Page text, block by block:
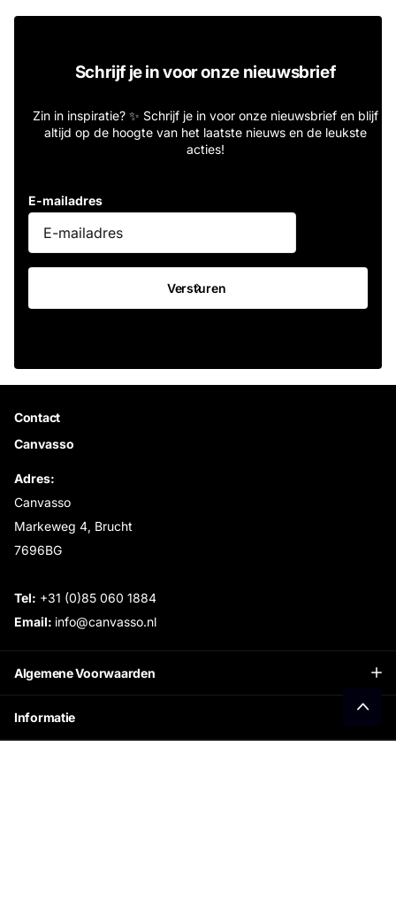
Schrijf je in voor onze nieuwsbrief
Zin in inspiratie? ✨ Schrijf je in voor onze nieuwsbrief en blijf
altijd op de hoogte van het laatste nieuws en de leukste
acties!
E-mailadres
Versturen
Algemene Voorwaarden
Informatie
Contact
Canvasso
Adres:
Canvasso
Markeweg 4, Brucht
7696BG
Tel: +31 (0)85 060 1884
Email: info@canvasso.nl